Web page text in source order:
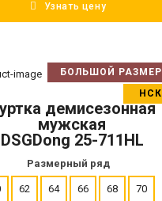
Узнать цену
БОЛЬШОЙ РАЗМЕР
НСК
ПОДРОБНЕЕ
В корзину
демисезонная
мужская
DSGDong 25-711HL
Размерный ряд
62 64 66 68 70